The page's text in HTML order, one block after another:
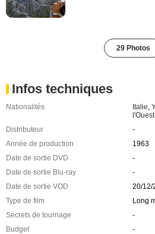
29 Photos
Infos techniques
Nationalités Italie
l'Ouest
Distributeur
-
Année de production
1963
Date de sortie DVD
-
Date de sortie Blu-ray
-
Date de sortie VOD
20/12/
Type de film
Long
Secrets de tournage
-
Budget
-